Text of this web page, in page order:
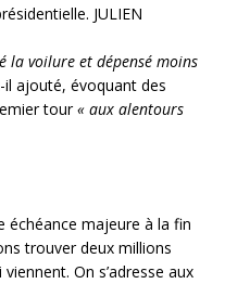
JULIEN
la voilure et dépensé moins
il ajouté, évoquant des
tour« aux alentours
échéance majeure à la fin
trouver deux millions
On s’adresse aux